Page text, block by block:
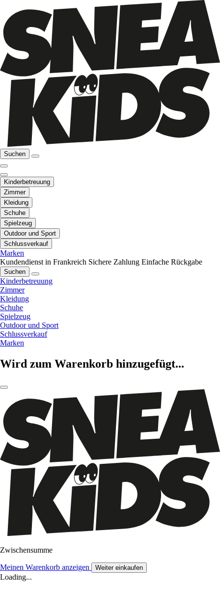
Suchen
Kinderbetreuung
Zimmer
Kleidung
Schuhe
Spielzeug
Outdoor und Sport
Schlussverkauf
Marken
Kundendienst in Frankreich Sichere Zahlung Einfache Rückgabe
Suchen
Kinderbetreuung
Zimmer
Kleidung
Schuhe
Spielzeug
Outdoor und Sport
Schlussverkauf
Marken
Wird zum Warenkorb hinzugefügt...
Zwischensumme
Meinen Warenkorb anzeigen Weiter einkaufen
Loading...